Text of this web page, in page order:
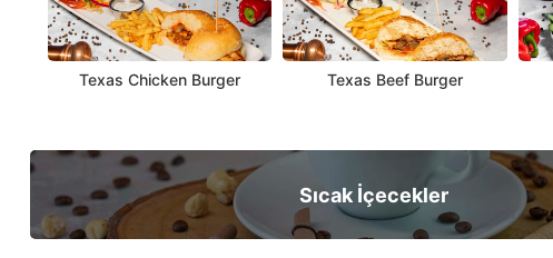
Texas Chicken Burger Texas Beef Burger
Sıcak İçecekler